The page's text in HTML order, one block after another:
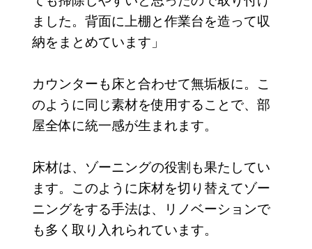
ました。背面に上棚と作業台を造って収
納をまとめています」
カウンターも床と合わせて無垢板に。こ
のように同じ素材を使用することで、部
屋全体に統一感が生まれます。
床材は、ゾーニングの役割も果たしてい
ます。このように床材を切り替えてゾー
ニングをする手法は、リノベーションで
も多く取り入れられています。